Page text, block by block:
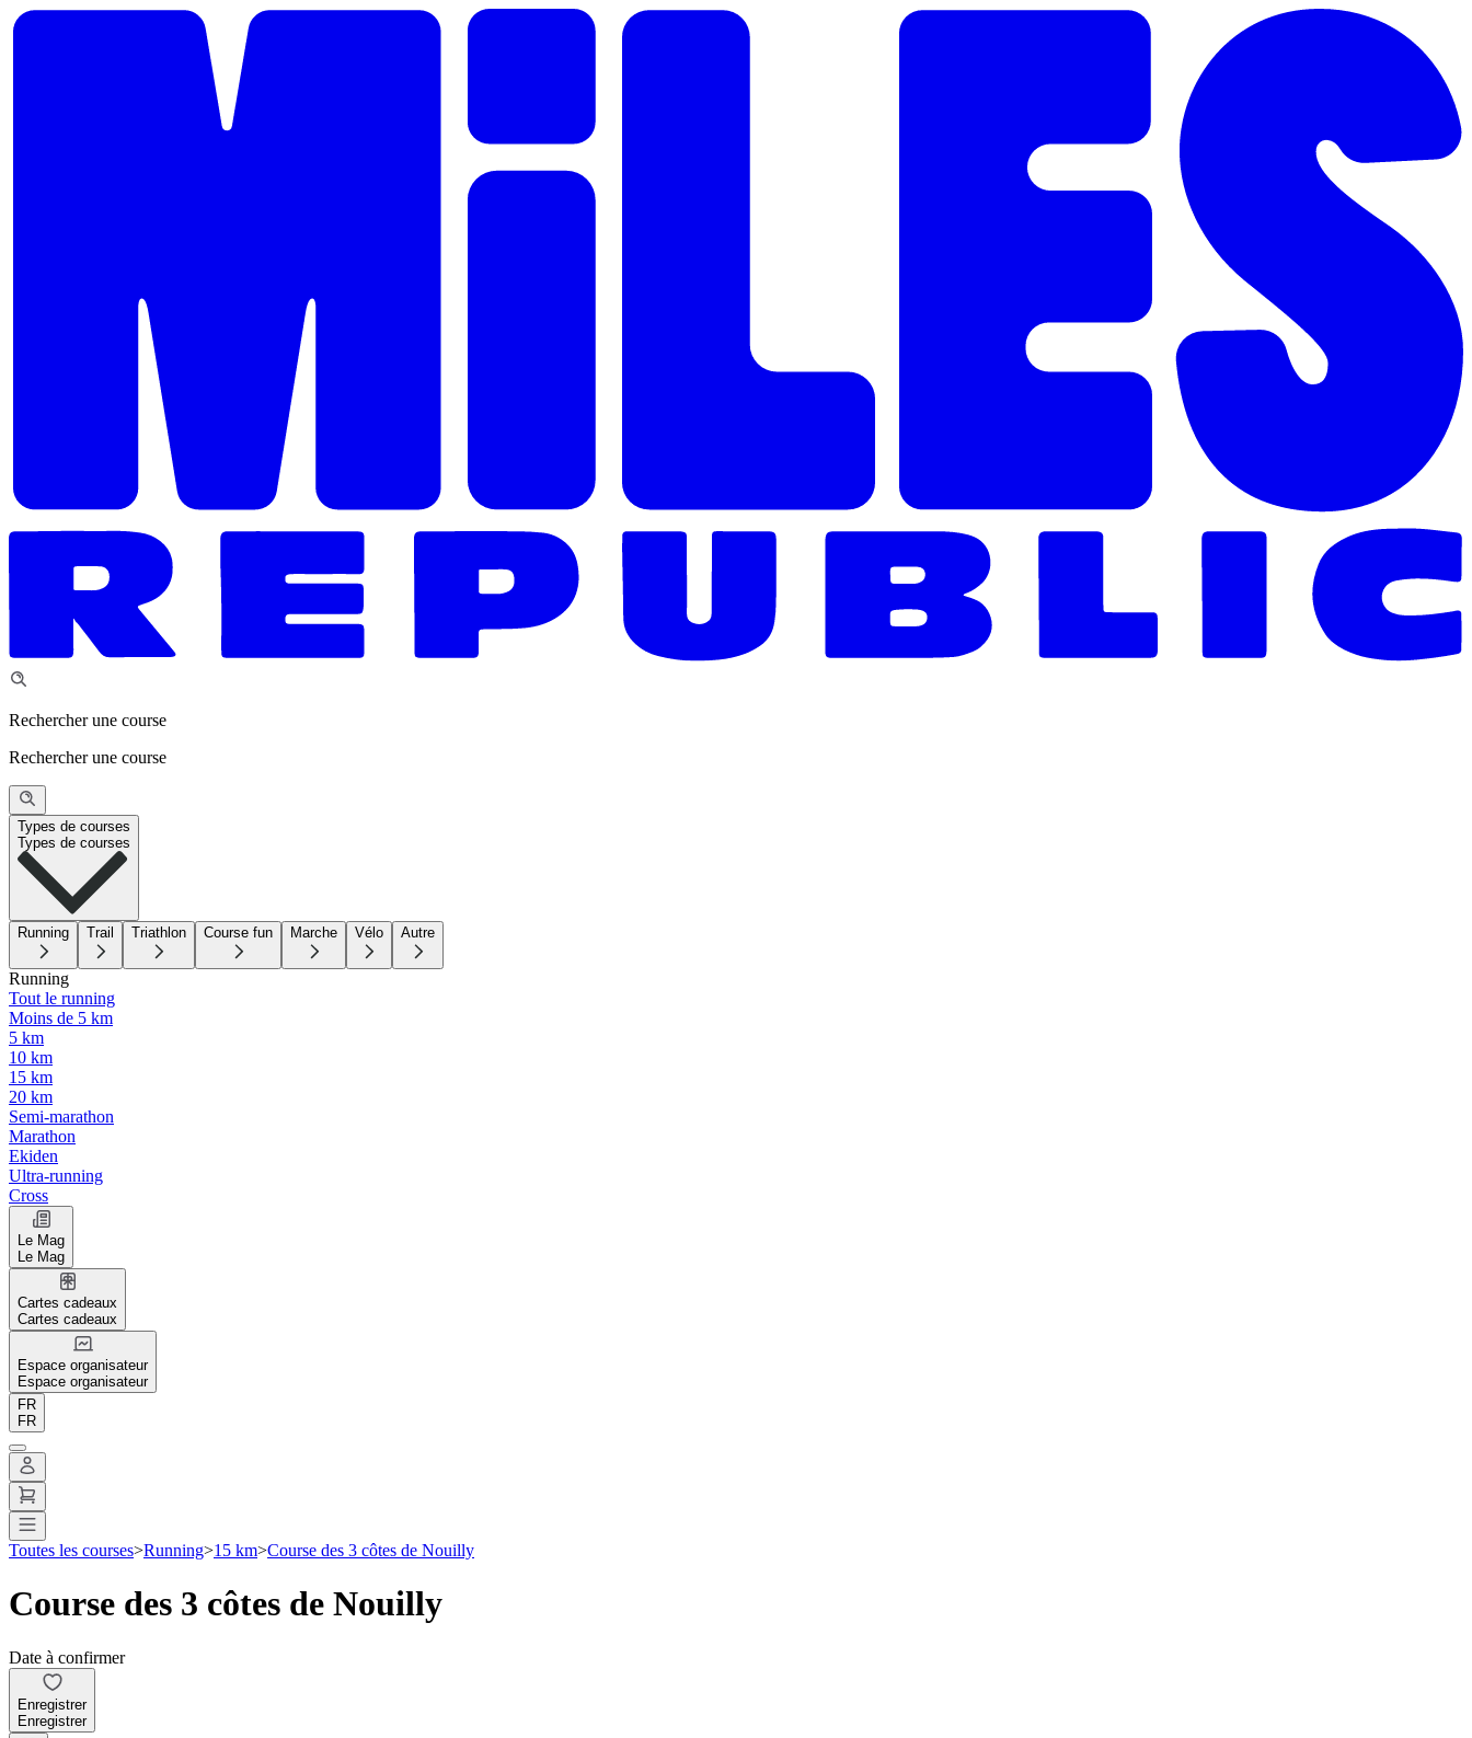
Rechercher une course
Rechercher une course
Types de courses
Types de courses
Running Trail Triathlon Course fun Marche Vélo Autre
Running
Tout le running
Moins de 5 km
5 km
10 km
15 km
20 km
Semi-marathon
Marathon
Ekiden
Ultra-running
Cross
Le Mag
Le Mag
Cartes cadeaux
Cartes cadeaux
Espace organisateur
Espace organisateur
FR
FR
Toutes les courses>Running>15 km>Course des 3 côtes de Nouilly
Course des 3 côtes de Nouilly
Date à confirmer
Enregistrer
Enregistrer